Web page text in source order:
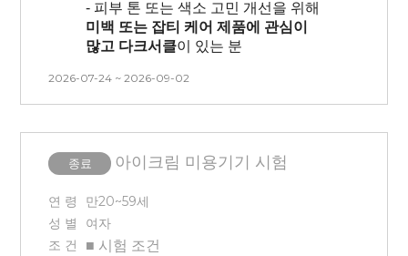
-3개월 내 시술 경험이 없는 사람(피부
관련 시술 및 속눈썹 연장, 눈썹문신,
예민하다고 생각되는 분은
피해주세요!
-본 시험은 피부과 예약으로 인해 시간
, 날짜 변경이 불가능 합니다.
-시험 방문 최소 3일 이내 인공눈물,
안약 사용 불가합니다
-방문 당일 선크림, 메이크업(펄이 있는
관련 시술 및 속눈썹 연장, 눈썹문신,
피부 관리 모두 없는 분)
-모든 내용을 읽어보시고 피부가
예민하다고 생각되는 분은
피해주세요!
- 피부 톤 또는 색소 고민 개선을 위해
미백 또는 잡티 케어 제품에 관심이
많고 다크서클이 있는 분
- 시험 기간 동안
(TS) 약 15~20회 진행합니다
예민하신 분들은 피해주세요)
있음*
1주동안 구획
2026-07-24 ~ 2026-09-02
종료 아이크림 미용기기 시험
연 령
만20~59세
성 별
여자
조 건
■ 시험 조건